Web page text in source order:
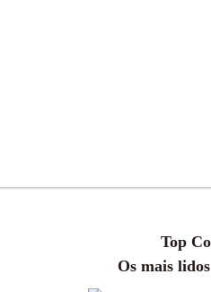
Top
Os mais